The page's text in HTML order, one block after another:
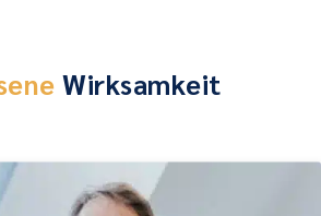
Wirksamkeit